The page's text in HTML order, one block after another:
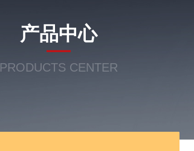
产品中心
PRODUCTS CENTER